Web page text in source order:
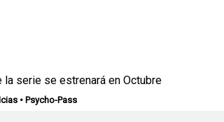
la serie se estrenará en Octubre
• Psycho-Pass